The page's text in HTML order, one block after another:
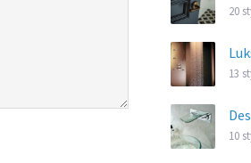
20
13
10